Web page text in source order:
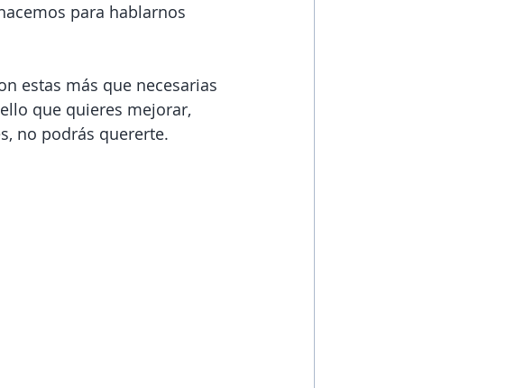
para hablarnos
estas más que necesarias
que quieres mejorar,
no podrás quererte.